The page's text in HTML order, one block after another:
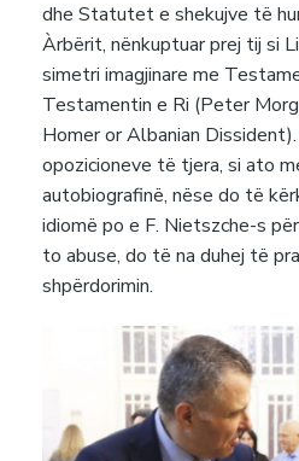
dhe Statutet e shekujve të
Àrbërit, nënkuptuar prej tij si
simetri imagjinare me
Testamentin e Ri (Peter
Homer or Albanian
opozicioneve të tjera, si ato
autobiografinë, nëse do të
idiomë po e F. Nietszche-s
to abuse, do të na duhej të
shpërdorimin.